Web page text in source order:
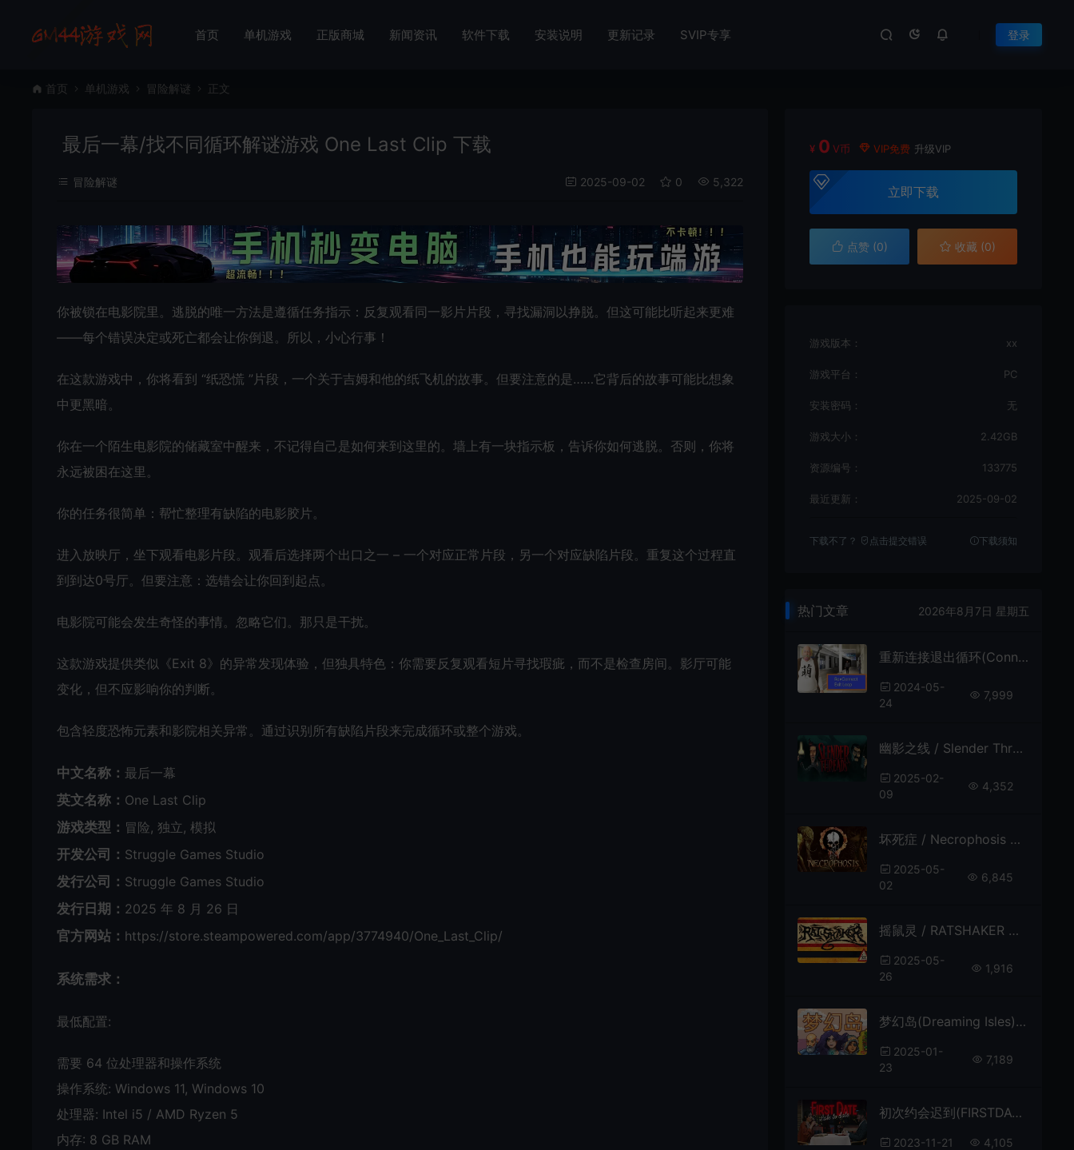
首页 单机游戏 正版商城 新闻资讯 软件下载 安装说明 更新记录 SVIP专享 登录
首页 单机游戏 冒险解谜 正文
最后一幕/找不同循环解谜游戏 One Last Clip 下载
冒险解谜 2025-09-02 0 5,322
你被锁在电影院里。逃脱的唯一方法是遵循任务指示：反复观看同一影片片段，寻找漏洞以挣脱。但这可能比听起来更难
——每个错误决定或死亡都会让你倒退。所以，小心行事！
在这款游戏中，你将看到 “纸恐慌 ”片段，一个关于吉姆和他的纸飞机的故事。但要注意的是……它背后的故事可能比想象
中更黑暗。
你在一个陌生电影院的储藏室中醒来，不记得自己是如何来到这里的。墙上有一块指示板，告诉你如何逃脱。否则，你将
永远被困在这里。
你的任务很简单：帮忙整理有缺陷的电影胶片。
进入放映厅，坐下观看电影片段。观看后选择两个出口之一 – 一个对应正常片段，另一个对应缺陷片段。重复这个过程直
到到达0号厅。但要注意：选错会让你回到起点。
电影院可能会发生奇怪的事情。忽略它们。那只是干扰。
这款游戏提供类似《Exit 8》的异常发现体验，但独具特色：你需要反复观看短片寻找瑕疵，而不是检查房间。影厅可能
变化，但不应影响你的判断。
包含轻度恐怖元素和影院相关异常。通过识别所有缺陷片段来完成循环或整个游戏。
中文名称： 最后一幕
英文名称： One Last Clip
游戏类型： 冒险, 独立, 模拟
开发公司： Struggle Games Studio
发行公司： Struggle Games Studio
发行日期： 2025 年 8 月 26 日
官方网站： https://store.steampowered.com/app/3774940/One_Last_Clip/
系统需求：
最低配置:
需要 64 位处理器和操作系统
操作系统: Windows 11, Windows 10
处理器: Intel i5 / AMD Ryzen 5
内存: 8 GB RAM
¥ 0 V币 VIP免费 升级VIP
立即下载
点赞 (0) 收藏 (0)
游戏版本： xx
游戏平台： PC
安装密码： 无
游戏大小： 2.42GB
资源编号： 133775
最近更新： 2025-09-02
下载不了？ 点击提交错误 下载须知
热门文章 2026年8月7日 星期五
重新连接退出循环(Connect Exit LOOP)简中|PC|AVG|找不同冒险解谜游戏
2024-05-
24
7,999
幽影之线 / Slender Threads 指向点击冒险游戏
2025-02-
09
4,352
坏死症 / Necrophosis 第一人称恐怖冒险游戏
2025-05-
02
6,845
摇鼠灵 / RATSHAKER 抽象剧情恐怖解谜游戏
2025-05-
26
1,916
梦幻岛(Dreaming Isles)像素封农场生活模拟游戏|下载
2025-01-
23
7,189
初次约会迟到(FIRSTDATE：LATE TO DATE)简中|PC|浪漫喜剧互动电影FMV游戏
2023-11-21 4,105